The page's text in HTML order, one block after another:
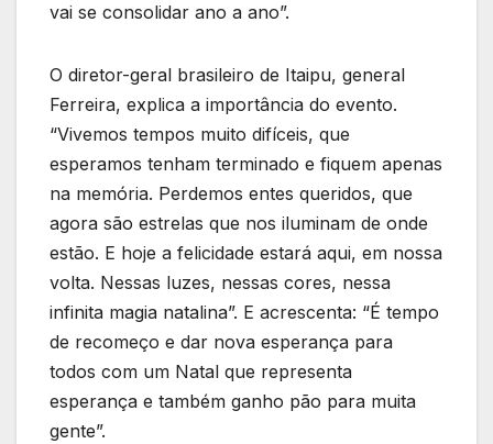
vai se consolidar ano a ano”.
O diretor-geral brasileiro de Itaipu, general
Ferreira, explica a importância do evento.
“Vivemos tempos muito difíceis, que
esperamos tenham terminado e fiquem apenas
na memória. Perdemos entes queridos, que
agora são estrelas que nos iluminam de onde
estão. E hoje a felicidade estará aqui, em nossa
volta. Nessas luzes, nessas cores, nessa
infinita magia natalina”. E acrescenta: “É tempo
de recomeço e dar nova esperança para
todos com um Natal que representa
esperança e também ganho pão para muita
gente”.